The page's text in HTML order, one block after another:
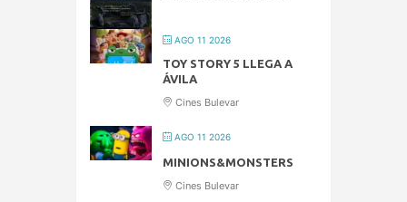
AGO 11 2026
TOY STORY 5 LLEGA A
ÁVILA
Cines Bulevar
AGO 11 2026
MINIONS&MONSTERS
Cines Bulevar